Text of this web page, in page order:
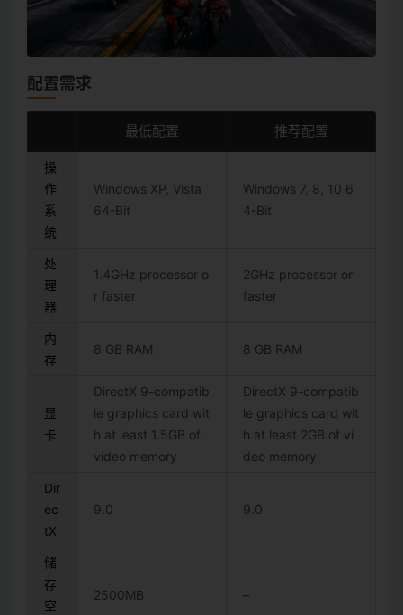
配置需求
最低配置 推荐配置
操
作
系
统
Windows XP, Vista
64-Bit
Windows 7, 8, 10 6
4-Bit
处
理
器
1.4GHz processor o
r faster
2GHz processor or
faster
内
存
8 GB RAM 8 GB RAM
显
卡
DirectX 9-compatib
le graphics card wit
h at least 1.5GB of
video memory
DirectX 9-compatib
le graphics card wit
h at least 2GB of vi
deo memory
Dir
ec
tX
9.0 9.0
储
存
空
2500MB –